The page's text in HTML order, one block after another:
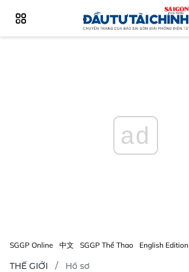
ad
SGGP Online 中文 SGGP Thể Thao English Edition
THẾ GIỚI Hồ sơ